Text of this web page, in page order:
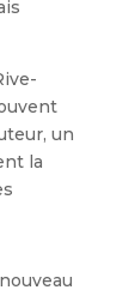
un
la